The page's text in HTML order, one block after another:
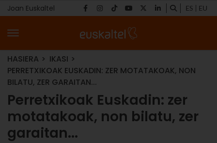
Joan Euskaltel ES EU
HASIERA
IKASI
PERRETXIKOAK EUSKADIN: ZER MOTATAKOAK, NON
BILATU, ZER GARAITAN...
Perretxikoak Euskadin: zer
motatakoak, non bilatu, zer
garaitan...